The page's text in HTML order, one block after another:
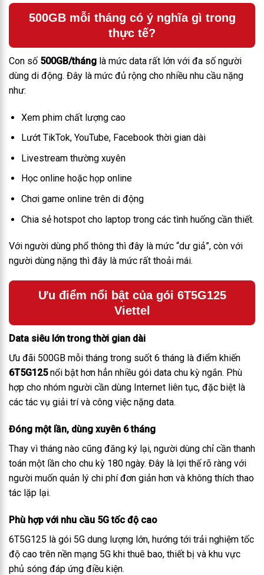
500GB mỗi tháng có ý nghĩa gì trong
thực tế?
Con số 500GB/tháng là mức data rất lớn với đa số người
dùng di động. Đây là mức đủ rộng cho nhiều nhu cầu nặng
như:
Xem phim chất lượng cao
Lướt TikTok, YouTube, Facebook thời gian dài
Livestream thường xuyên
Học online hoặc họp online
Chơi game online trên di động
Chia sẻ hotspot cho laptop trong các tình huống cần thiết.
Với người dùng phổ thông thì đây là mức “dư giả”, còn với
người dùng nặng thì đây là mức rất thoải mái.
Ưu điểm nổi bật của gói 6T5G125
Viettel
Data siêu lớn trong thời gian dài
Ưu đãi 500GB mỗi tháng trong suốt 6 tháng là điểm khiến
6T5G125nổi bật hơn hẳn nhiều gói data chu kỳ ngắn. Phù
hợp cho nhóm người cần dùng Internet liên tục, đặc biệt là
các tác vụ giải trí và công việc nặng data.
Đóng một lần, dùng xuyên 6 tháng
Thay vì tháng nào cũng đăng ký lại, người dùng chỉ cần thanh
toán một lần cho chu kỳ 180 ngày. Đây là lợi thế rõ ràng với
người muốn quản lý chi phí đơn giản hơn và không thích thao
tác lặp lại.
Phù hợp với nhu cầu 5G tốc độ cao
6T5G125 là gói 5G dung lượng lớn, hướng tới trải nghiệm tốc
độ cao trên nền mạng 5G khi thuê bao, thiết bị và khu vực
phủ sóng đáp ứng điều kiện.